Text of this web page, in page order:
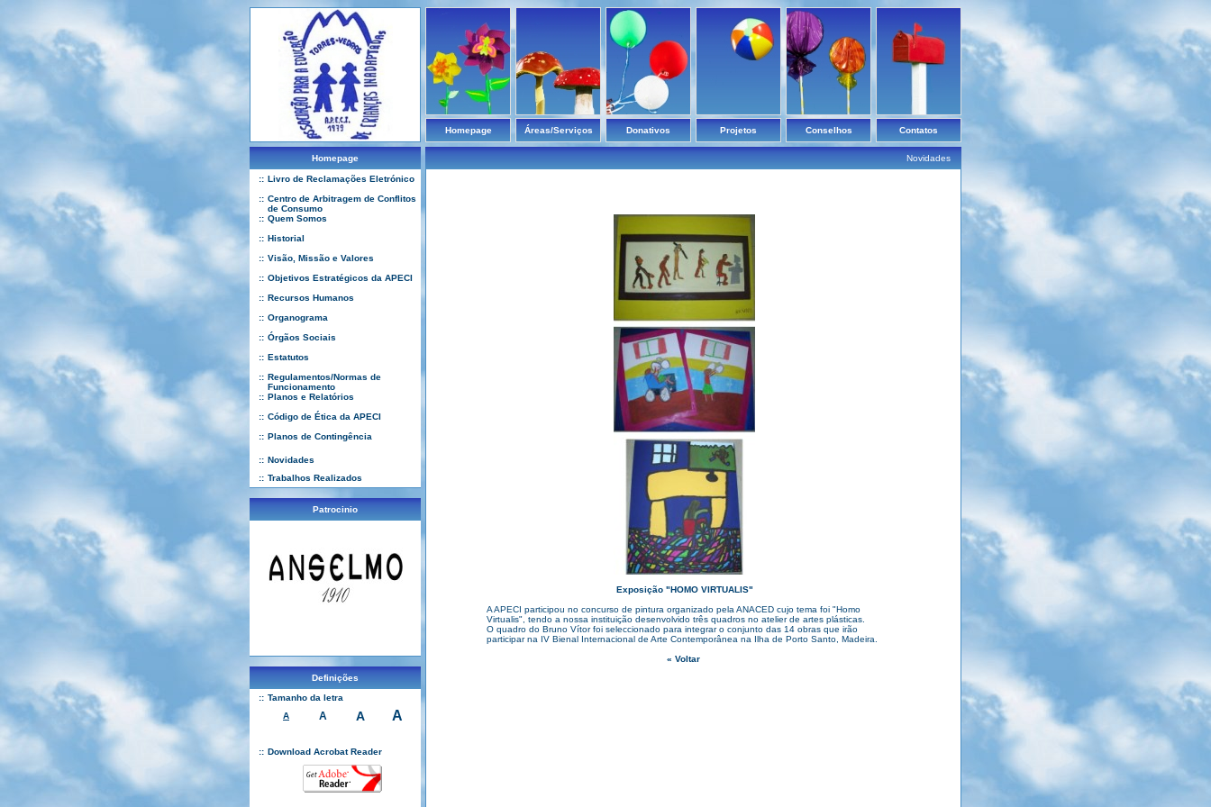
Homepage Áreas/Serviços Donativos Projetos Conselhos Contatos
Homepage
:: Livro de Reclamações Eletrónico
:: Centro de Arbitragem de Conflitos
de Consumo
:: Quem Somos
:: Historial
:: Visão, Missão e Valores
:: Objetivos Estratégicos da APECI
:: Recursos Humanos
:: Organograma
:: Órgãos Sociais
:: Estatutos
:: Regulamentos/Normas de
Funcionamento
:: Planos e Relatórios
:: Código de Ética da APECI
:: Planos de Contingência
:: Novidades
:: Trabalhos Realizados
Patrocinio
Definições
:: Tamanho da letra
A
A A A
:: Download Acrobat Reader
Novidades
Exposição "HOMO VIRTUALIS"
A APECI participou no concurso de pintura organizado pela ANACED cujo tema foi "Homo
Virtualis", tendo a nossa instituição desenvolvido três quadros no atelier de artes plásticas.
O quadro do Bruno Vítor foi seleccionado para integrar o conjunto das 14 obras que irão
participar na IV Bienal Internacional de Arte Contemporânea na Ilha de Porto Santo, Madeira.
« Voltar